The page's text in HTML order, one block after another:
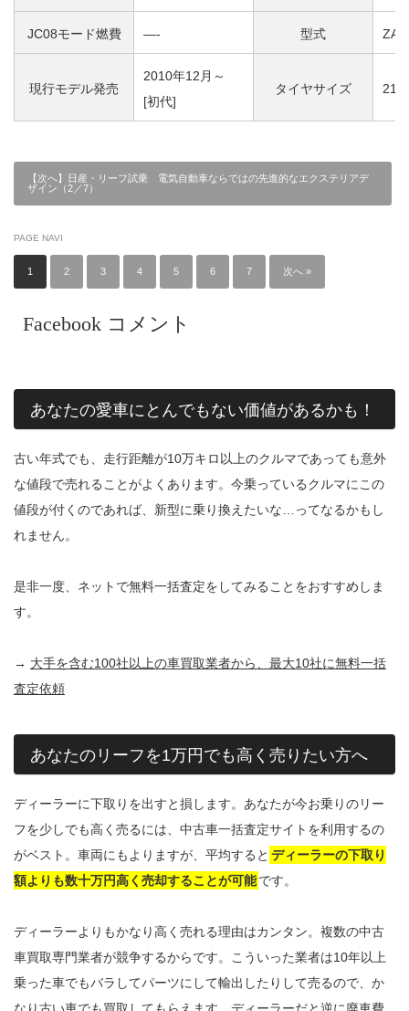
JC08モード燃費 —- 型式
現行モデル発売
2010年12月～
[初代]
タイヤサイズ
【次へ】日産・リーフ試乗 電気自動車ならではの先進的なエクステリアデ
ザイン（2／7）
PAGE NAVI
1 2 3 4 5 6 7 次へ »
Facebook コメント
あなたの愛車にとんでもない価値があるかも！
古い年式でも、走行距離が10万キロ以上のクルマであっても意外
な値段で売れることがよくあります。今乗っているクルマにこの
値段が付くのであれば、新型に乗り換えたいな…ってなるかもし
れません。
是非一度、ネットで無料一括査定をしてみることをおすすめしま
す。
→ 大手を含む100社以上の車買取業者から、最大10社に無料一括
査定依頼
あなたのリーフを1万円でも高く売りたい方へ
ディーラーに下取りを出すと損します。あなたが今お乗りのリー
フを少しでも高く売るには、中古車一括査定サイトを利用するの
がベスト。車両にもよりますが、平均すると ディーラーの下取り
額よりも数十万円高く売却することが可能です。
ディーラーよりもかなり高く売れる理由はカンタン。複数の中古
車買取専門業者が競争するからです。こういった業者は10年以上
乗った車でもバラしてパーツにして輸出したりして売るので、か